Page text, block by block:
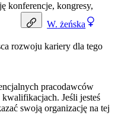
W. żeńska
konferencje, kongresy,
rozwoju kariery dla tego
pracodawców
Jeśli jesteś
swoją organizację na tej